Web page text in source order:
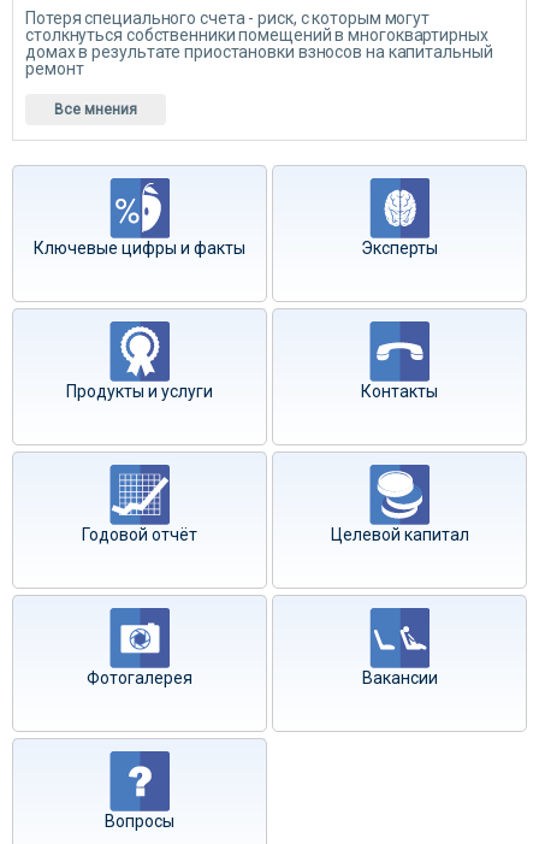
Потеря специального счета - риск, с которым могут
столкнуться собственники помещений в многоквартирных
домах в результате приостановки взносов на капитальный
ремонт
Все мнения
Ключевые цифры и факты Эксперты
Продукты и услуги Контакты
Годовой отчёт Целевой капитал
Фотогалерея Вакансии
Вопросы